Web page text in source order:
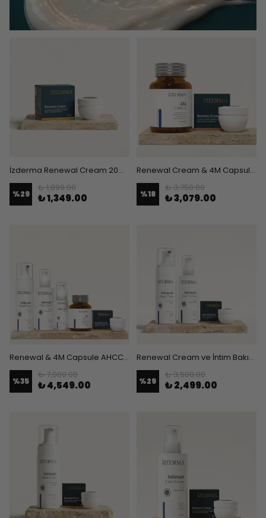
İzderma Renewal Cream 20ml – Genital Bölge Onarıcı Bakım Kremi
%29
₺ 1,899.00
₺ 1,349.00
Renewal Cream & 4M Capsule AHCC Takviye Edici Gıda
%18
₺ 3,750.00
₺ 3,079.00
Renewal & 4M Capsule AHCC & İntim Seri & Onarıcı Bakım Kremi 5'li Set
%35
₺ 7,000.00
₺ 4,549.00
Renewal Cream ve İntim Bakım Kremi & İntim Yıkama Köpüğü 3'lü Set
%29
₺ 3,500.00
₺ 2,499.00